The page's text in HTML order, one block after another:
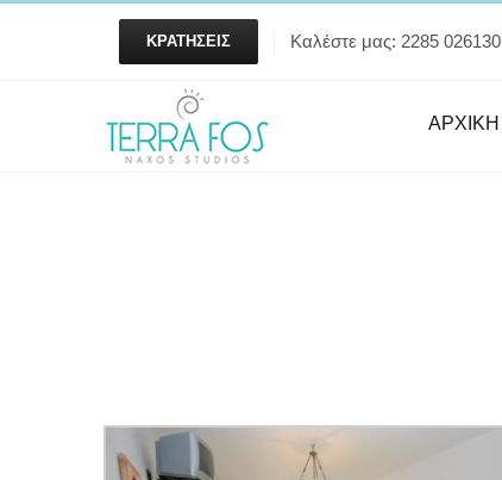
ΚΡΑΤΉΣΕΙΣ Καλέστε μας: 2285 026130
ΑΡΧΙΚΗ